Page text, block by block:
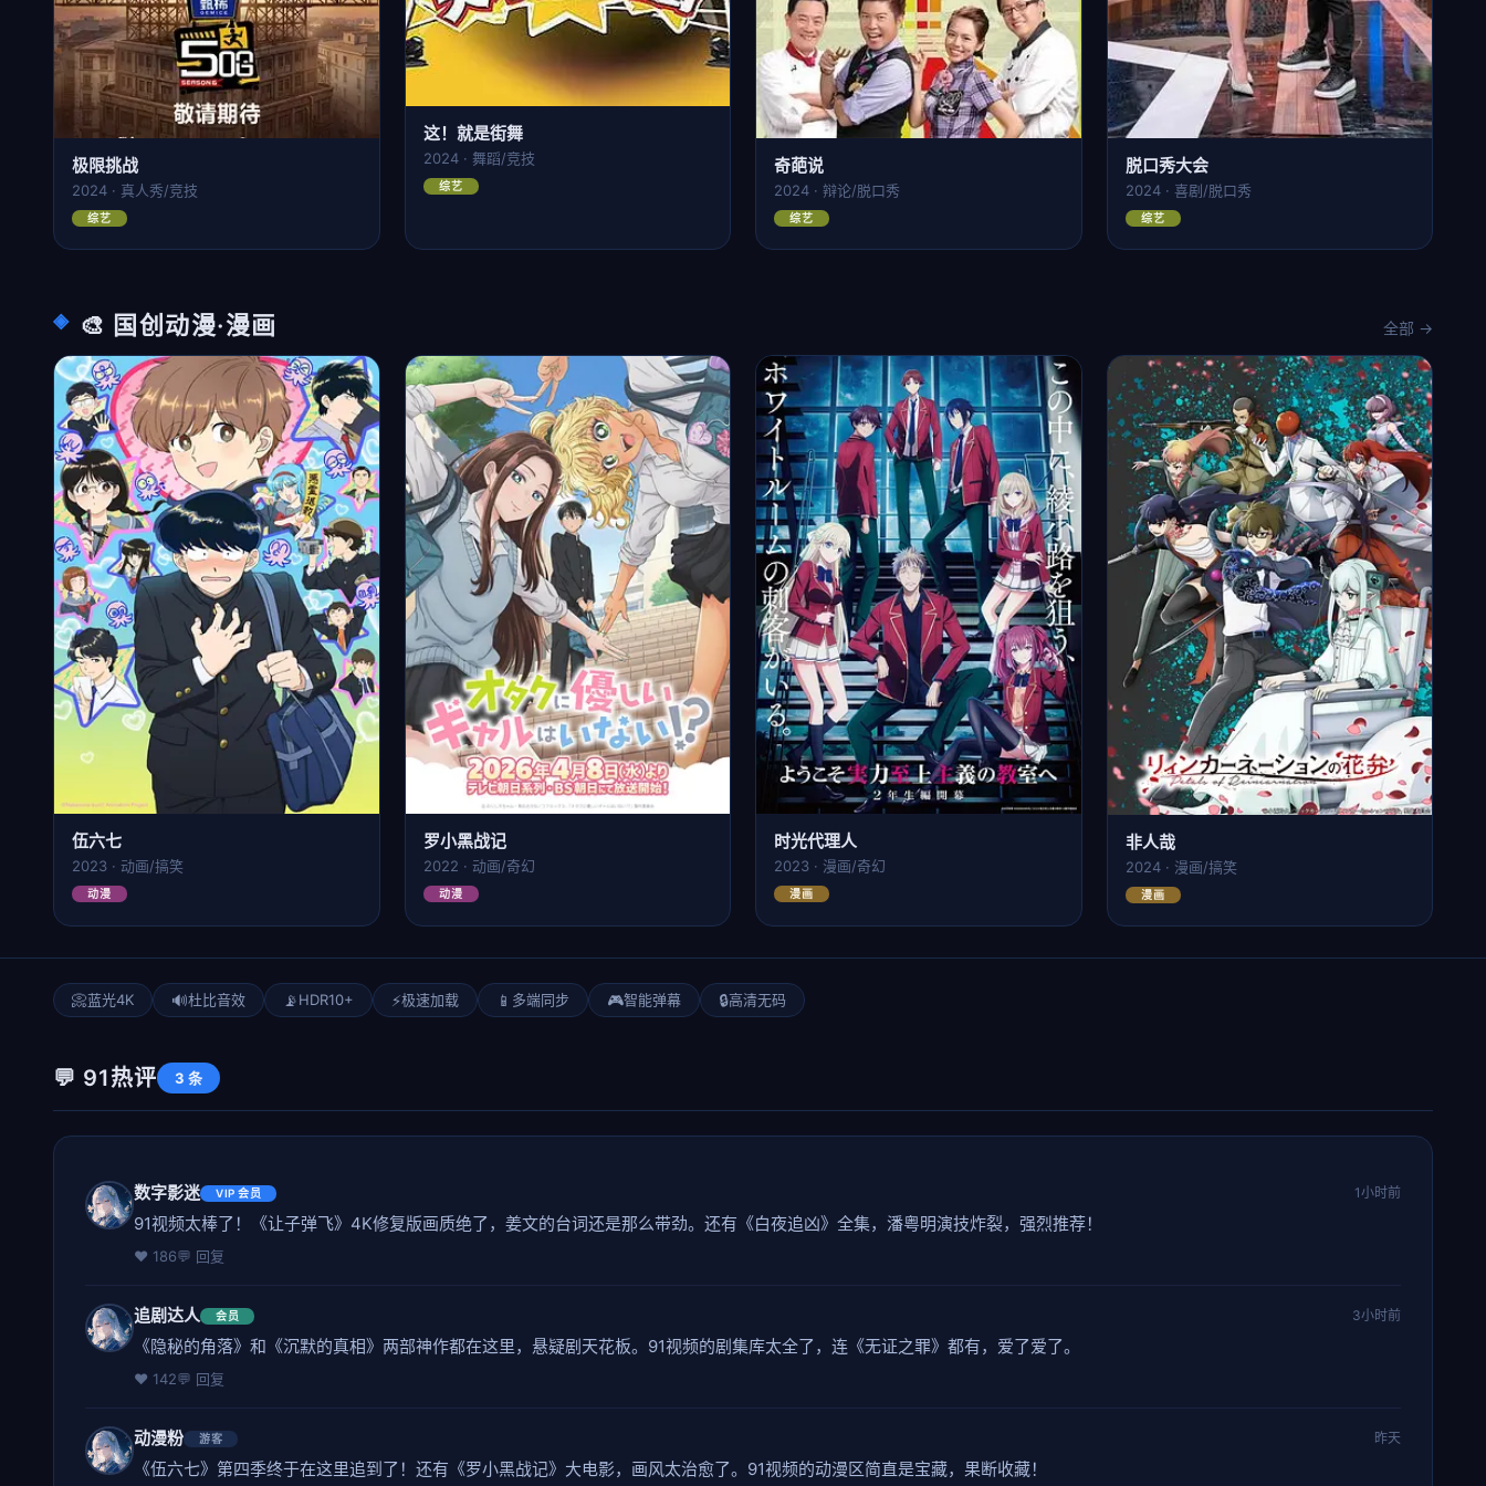
极限挑战
2024 · 真人秀/竞技
综艺
这！就是街舞
2024 · 舞蹈/竞技
综艺
奇葩说
2024 · 辩论/脱口秀
综艺
脱口秀大会
2024 · 喜剧/脱口秀
综艺
🎨 国创动漫·漫画 全部 →
伍六七
2023 · 动画/搞笑
动漫
罗小黑战记
2022 · 动画/奇幻
动漫
时光代理人
2023 · 漫画/奇幻
漫画
非人哉
2024 · 漫画/搞笑
漫画
📀蓝光4K 🔊杜比音效 📡HDR10+ ⚡极速加载 📱 多端同步 🎮智能弹幕 🔒高清无码
💬 91热评 3 条
数字影迷 VIP 会员 1小时前
91视频太棒了！《让子弹飞》4K修复版画质绝了，姜文的台词还是那么带劲。还有《白夜追凶》全集，潘粤明演技炸裂，强烈推荐！
❤️ 186💬 回复
追剧达人 会员 3小时前
《隐秘的角落》和《沉默的真相》两部神作都在这里，悬疑剧天花板。91视频的剧集库太全了，连《无证之罪》都有，爱了爱了。
❤️ 142💬 回复
动漫粉 游客 昨天
《伍六七》第四季终于在这里追到了！还有《罗小黑战记》大电影，画风太治愈了。91视频的动漫区简直是宝藏，果断收藏！